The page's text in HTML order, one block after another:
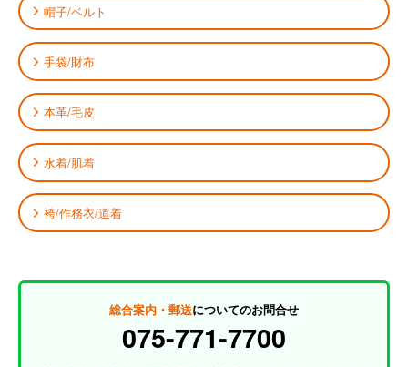
帽子/ベルト
手袋/財布
本革/毛皮
水着/肌着
袴/作務衣/道着
総合案内・郵送についてのお問合せ
075-771-7700